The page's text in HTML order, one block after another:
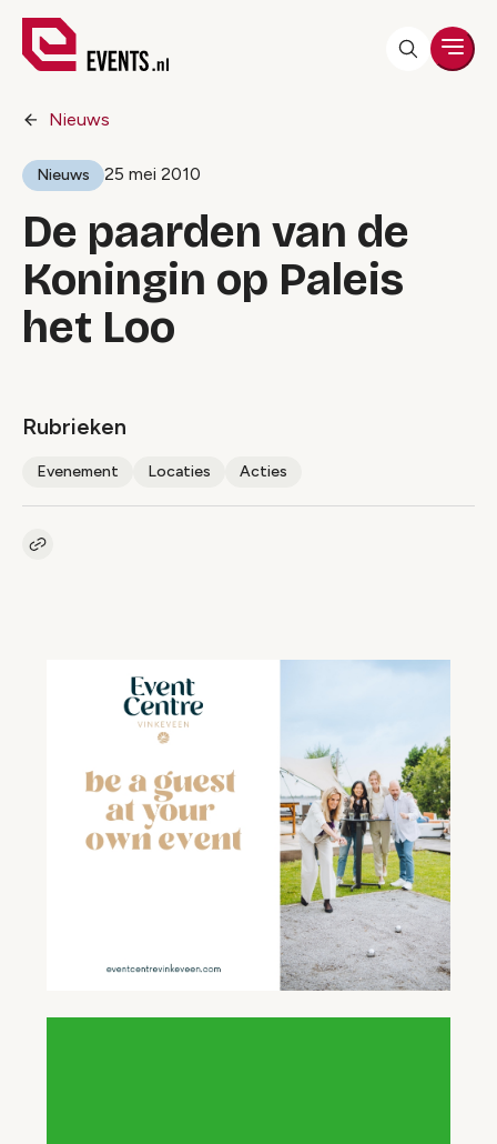
Nieuws
Nieuws 25 mei 2010
De paarden van de
Koningin op Paleis
het Loo
Rubrieken
Evenement Locaties Acties
Kopieer link naar artikel